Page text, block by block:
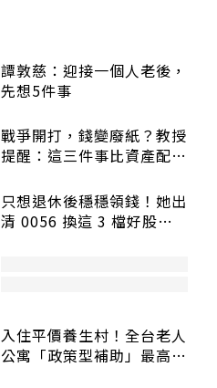
譚敦慈：迎接一個人老後，
先想5件事
戰爭開打，錢變廢紙？教授
提醒：這三件事比資產配置
只想退休後穩穩領錢！她出
清 0056 換這 3 檔好股：
入住平價養生村！全台老人
公寓「政策型補助」最高打